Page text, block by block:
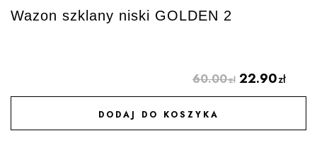
Wazon szklany niski GOLDEN 2
60.00zł 22.90zł
DODAJ DO KOSZYKA
DODAJ DO ULUBIONYCH